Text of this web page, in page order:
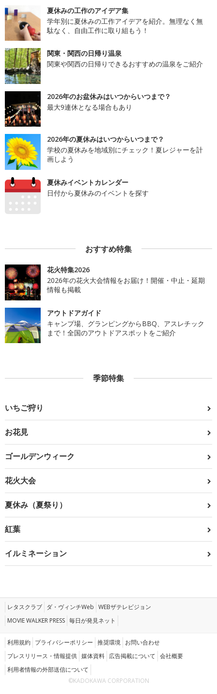
夏休みの工作のアイデア集
学年別に夏休みの工作アイデアを紹介。無理なく無
駄なく、自由工作に取り組もう！
関東・関西の日帰り温泉
関東や関西の日帰りできるおすすめの温泉をご紹介
2026年のお盆休みはいつからいつまで？
最大9連休となる場合もあり
2026年の夏休みはいつからいつまで？
学校の夏休みを地域別にチェック！夏レジャーを計
画しよう
夏休みイベントカレンダー
日付から夏休みのイベントを探す
おすすめ特集
花火特集2026
2026年の花火大会情報をお届け！開催・中止・延期
情報も掲載
アウトドアガイド
キャンプ場、グランピングからBBQ、アスレチック
まで！全国のアウトドアスポットをご紹介
季節特集
いちご狩り
お花見
ゴールデンウィーク
花火大会
夏休み（夏祭り）
紅葉
イルミネーション
レタスクラブ ダ・ヴィンチWeb WEBザテレビジョン
MOVIE WALKER PRESS 毎日が発見ネット
利用規約 プライバシーポリシー 推奨環境 お問い合わせ
プレスリリース・情報提供 媒体資料 広告掲載について 会社概要
利用者情報の外部送信について
©KADOKAWA CORPORATION